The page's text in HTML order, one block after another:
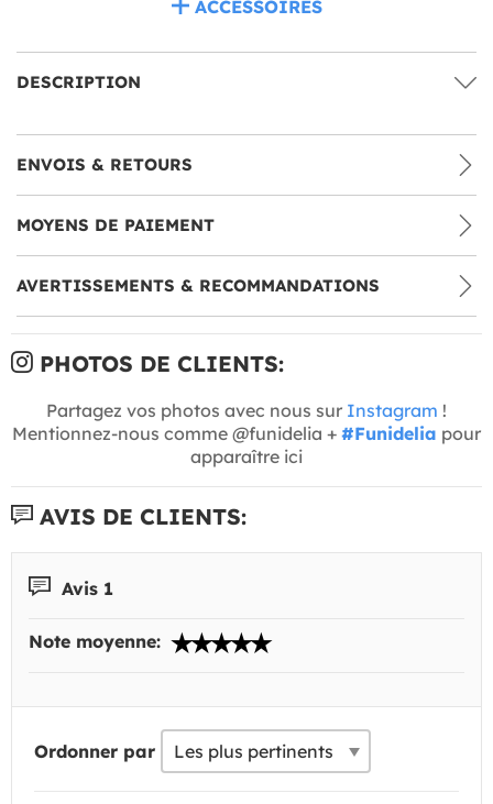
ACCESSOIRES
DESCRIPTION
ENVOIS & RETOURS
MOYENS DE PAIEMENT
AVERTISSEMENTS & RECOMMANDATIONS
PHOTOS DE CLIENTS:
Partagez vos photos avec nous sur Instagram !
Mentionnez-nous comme @funidelia + #Funidelia pour
apparaître ici
AVIS DE CLIENTS:
Avis 1
Note moyenne:
Ordonner par